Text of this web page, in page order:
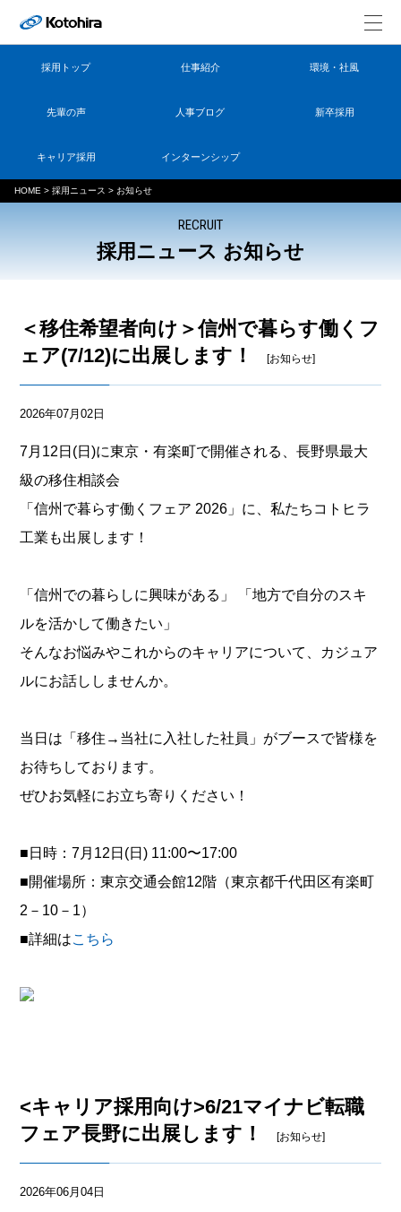
採用トップ 仕事紹介 環境・社風
先輩の声 人事ブログ 新卒採用
キャリア採用 インターンシップ
HOME > 採用ニュース > お知らせ
RECRUIT
採用ニュース お知らせ
＜移住希望者向け＞信州で暮らす働くフ
ェア(7/12)に出展します！
[お知らせ]
2026年07月02日
7月12日(日)に東京・有楽町で開催される、長野県最大
級の移住相談会
「信州で暮らす働くフェア 2026」に、私たちコトヒラ
工業も出展します！
「信州での暮らしに興味がある」 「地方で自分のスキ
ルを活かして働きたい」
そんなお悩みやこれからのキャリアについて、カジュア
ルにお話ししませんか。
当日は「移住→当社に入社した社員」がブースで皆様を
お待ちしております。
ぜひお気軽にお立ち寄りください！
■日時：7月12日(日) 11:00〜17:00
■開催場所：東京交通会館12階 （東京都千代田区有楽町
2－10－1）
■詳細はこちら
<キャリア採用向け>6/21マイナビ転職
フェア長野に出展します！
[お知らせ]
2026年06月04日